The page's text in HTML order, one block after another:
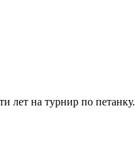
лет на турнир по петанку.